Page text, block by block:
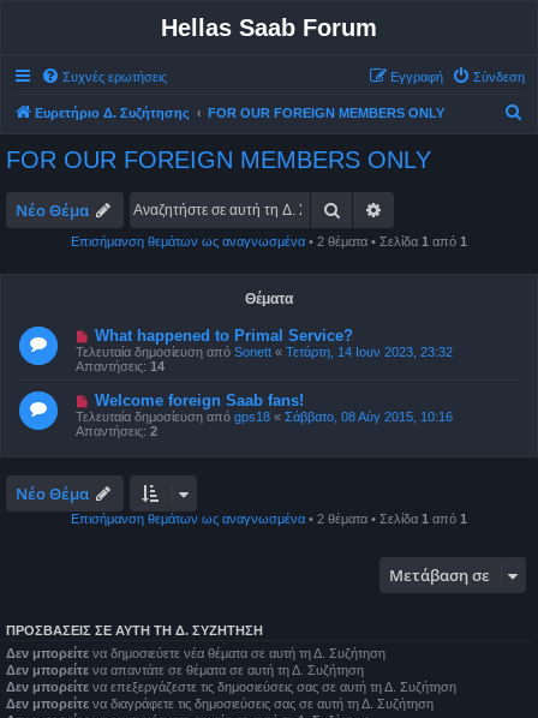
Hellas Saab Forum
Συχνές ερωτήσεις Σύνδεση
Εγγραφή
Ευρετήριο Δ. Συζήτησης FOR OUR FOREIGN MEMBERS ONLY
FOR OUR FOREIGN MEMBERS ONLY
Νέο Θέμα Αναζήτηση
Επισήμανση θεμάτων ως αναγνωσμένα • 2 θέματα • Σελίδα 1 από 1
Θέματα
What happened to Primal Service?
Τελευταία δημοσίευση από Sonett « Τετάρτη, 14 Ιουν 2023, 23:32
Απαντήσεις: 14
Welcome foreign Saab fans!
Τελευταία δημοσίευση από gps18 « Σάββατο, 08 Αύγ 2015, 10:16
Απαντήσεις: 2
Νέο Θέμα
Επισήμανση θεμάτων ως αναγνωσμένα • 2 θέματα • Σελίδα 1 από 1
Μετάβαση σε
ΠΡΟΣΒΆΣΕΙΣ ΣΕ ΑΥΤΉ ΤΗ Δ. ΣΥΖΉΤΗΣΗ
Δεν μπορείτε να δημοσιεύετε νέα θέματα σε αυτή τη Δ. Συζήτηση
Δεν μπορείτε να απαντάτε σε θέματα σε αυτή τη Δ. Συζήτηση
Δεν μπορείτε να επεξεργάζεστε τις δημοσιεύσεις σας σε αυτή τη Δ. Συζήτηση
Δεν μπορείτε να διαγράφετε τις δημοσιεύσεις σας σε αυτή τη Δ. Συζήτηση